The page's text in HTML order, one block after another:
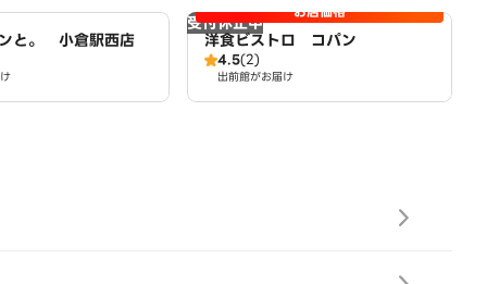
と。 小倉駅西店
受付休止中 お店価格
洋食ビストロ コパン
4.5(2)
出前館がお届け